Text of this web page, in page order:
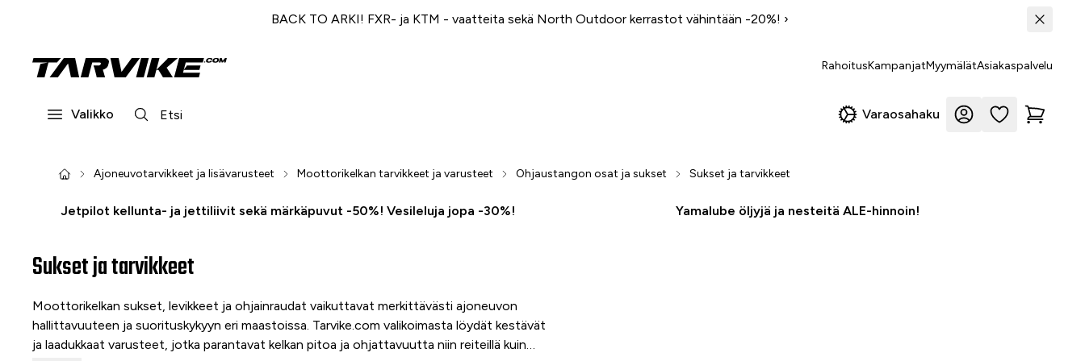
BACK TO ARKI! FXR- ja KTM - vaatteita sekä North Outdoor kerrastot vähintään -20%! ›
RahoitusKampanjatMyymälätAsiakaspalvelu
Valikko Varaosahaku
Ajoneuvotarvikkeet ja lisävarusteet Moottorikelkan tarvikkeet ja varusteet Ohjaustangon osat ja sukset Sukset ja tarvikkeet
Jetpilot kellunta- ja jettiliivit sekä märkäpuvut -50%! Vesileluja jopa -30%! Yamalube öljyjä ja nesteitä ALE-hinnoin!
Sukset ja tarvikkeet
Moottorikelkan sukset, levikkeet ja ohjainraudat vaikuttavat merkittävästi ajoneuvon
hallittavuuteen ja suorituskykyyn eri maastoissa. Tarvike.com valikoimasta löydät kestävät
ja laadukkaat varusteet, jotka parantavat kelkan pitoa ja ohjattavuutta niin reiteillä kuin